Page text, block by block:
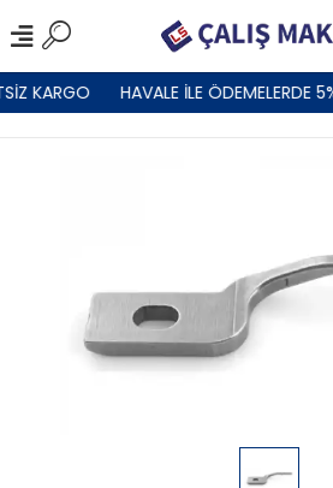
KARGO HAVALE İLE ÖDEMELERDE